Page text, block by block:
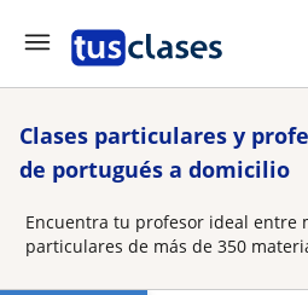
Clases particulares y
de portugués a domicilio
Encuentra tu profesor ideal entre
particulares de más de 350